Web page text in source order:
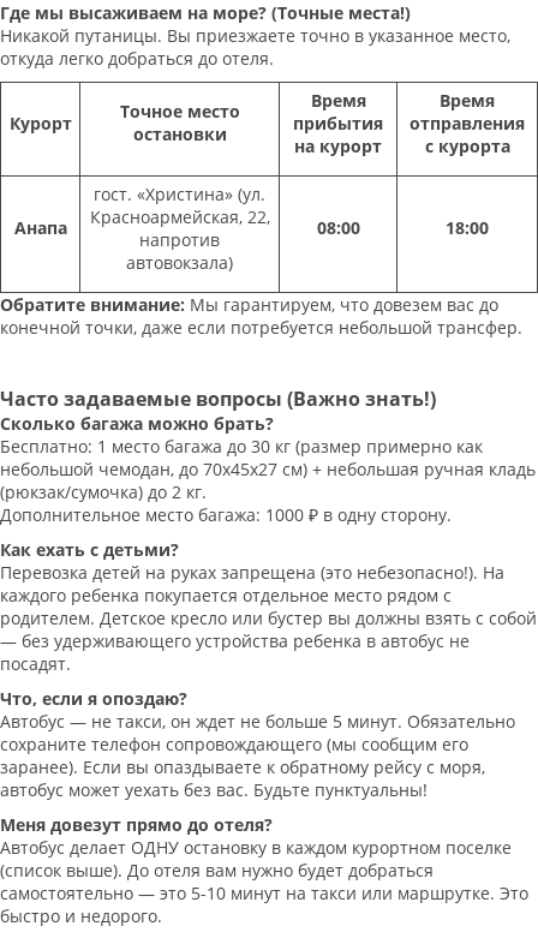
Где мы высаживаем на море? (Точные места!)
Никакой путаницы. Вы приезжаете точно в указанное место,
откуда легко добраться до отеля.
Курорт
Точное место
остановки
Время
прибытия
на курорт
Время
отправления
с курорта
Анапа
гост. «Христина» (ул.
Красноармейская, 22,
напротив
автовокзала)
08:00 18:00
Обратите внимание: Мы гарантируем, что довезем вас до
конечной точки, даже если потребуется небольшой трансфер.
Часто задаваемые вопросы (Важно знать!)
Сколько багажа можно брать?
Бесплатно: 1 место багажа до 30 кг (размер примерно как
небольшой чемодан, до 70х45х27 см) + небольшая ручная кладь
(рюкзак/сумочка) до 2 кг.
Дополнительное место багажа: 1000 ₽ в одну сторону.
Как ехать с детьми?
Перевозка детей на руках запрещена (это небезопасно!). На
каждого ребенка покупается отдельное место рядом с
родителем. Детское кресло или бустер вы должны взять с собой
— без удерживающего устройства ребенка в автобус не
посадят.
Что, если я опоздаю?
Автобус — не такси, он ждет не больше 5 минут. Обязательно
сохраните телефон сопровождающего (мы сообщим его
заранее). Если вы опаздываете к обратному рейсу с моря,
автобус может уехать без вас. Будьте пунктуальны!
Меня довезут прямо до отеля?
Автобус делает ОДНУ остановку в каждом курортном поселке
(список выше). До отеля вам нужно будет добраться
самостоятельно — это 5-10 минут на такси или маршрутке. Это
быстро и недорого.